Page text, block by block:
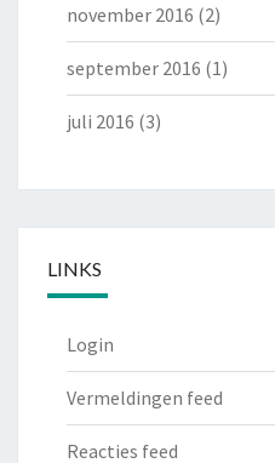
november 2016 (2)
september 2016 (1)
juli 2016 (3)
LINKS
Login
Vermeldingen feed
Reacties feed